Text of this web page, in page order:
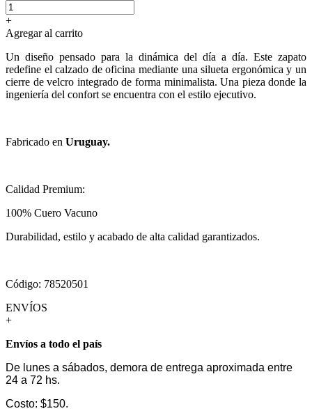
+
Agregar al carrito
Un diseño pensado para la dinámica del día a día. Este zapato
redefine el calzado de oficina mediante una silueta ergonómica y un
cierre de velcro integrado de forma minimalista. Una pieza donde la
ingeniería del confort se encuentra con el estilo ejecutivo.
Fabricado en Uruguay.
Calidad Premium:
100% Cuero Vacuno
Durabilidad, estilo y acabado de alta calidad garantizados.
Código: 78520501
ENVÍOS
+
Envíos a todo el país
De lunes a sábados, demora de entrega aproximada entre
24 a 72 hs.
Costo: $150.